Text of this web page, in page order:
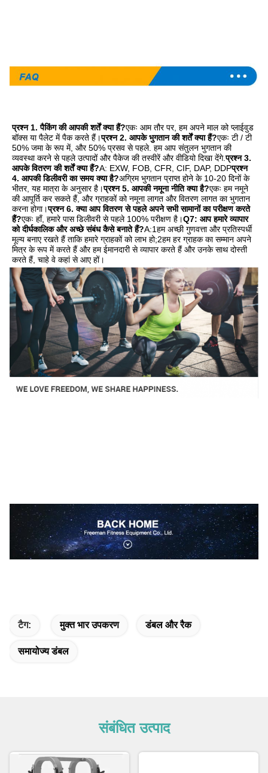
प्रश्न 1. पैकिंग की आपकी शर्तें क्या हैं?एकः आम तौर पर, हम अपने माल को प्लाईवुड
बॉक्स या पैलेट में पैक करते हैं।प्रश्न 2. आपके भुगतान की शर्तें क्या हैं?एकः टी / टी
50% जमा के रूप में, और 50% प्रसव से पहले. हम आप संतुलन भुगतान की
व्यवस्था करने से पहले उत्पादों और पैकेज की तस्वीरें और वीडियो दिखा देंगे.प्रश्न 3.
आपके वितरण की शर्तें क्या हैं?A: EXW, FOB, CFR, CIF, DAP, DDPप्रश्न
4. आपकी डिलीवरी का समय क्या है?अग्रिम भुगतान प्राप्त होने के 10-20 दिनों के
भीतर, यह मात्रा के अनुसार है।प्रश्न 5. आपकी नमूना नीति क्या है?एकः हम नमूने
की आपूर्ति कर सकते हैं, और ग्राहकों को नमूना लागत और वितरण लागत का भुगतान
करना होगा।प्रश्न 6. क्या आप वितरण से पहले अपने सभी सामानों का परीक्षण करते
हैं?एकः हाँ, हमारे पास डिलीवरी से पहले 100% परीक्षण है।Q7: आप हमारे व्यापार
को दीर्घकालिक और अच्छे संबंध कैसे बनाते हैं?A:1हम अच्छी गुणवत्ता और प्रतिस्पर्धी
मूल्य बनाए रखते हैं ताकि हमारे ग्राहकों को लाभ हो;2हम हर ग्राहक का सम्मान अपने
मित्र के रूप में करते हैं और हम ईमानदारी से व्यापार करते हैं और उनके साथ दोस्ती
करते हैं, चाहे वे कहां से आए हों।
टैग: मुक्त भार उपकरण डंबल और रैक
समायोज्य डंबल
संबंधित उत्पाद